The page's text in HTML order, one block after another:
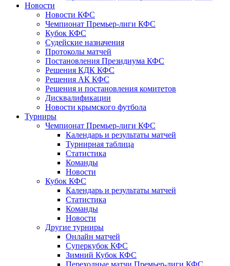
Новости
Новости КФС
Чемпионат Премьер-лиги КФС
Кубок КФС
Судейские назначения
Протоколы матчей
Постановления Президиума КФС
Решения КДК КФС
Решения АК КФС
Решения и постановления комитетов
Дисквалификации
Новости крымского футбола
Турниры
Чемпионат Премьер-лиги КФС
Календарь и результаты матчей
Турнирная таблица
Статистика
Команды
Новости
Кубок КФС
Календарь и результаты матчей
Статистика
Команды
Новости
Другие турниры
Онлайн матчей
Суперкубок КФС
Зимний Кубок КФС
Переходные матчи Премьер-лиги КФС